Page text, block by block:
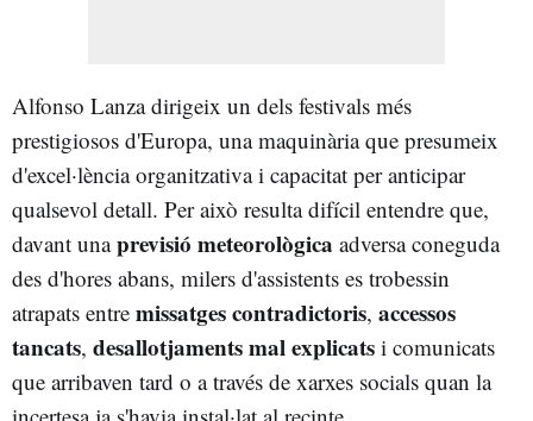
Alfonso Lanza dirigeix un dels festivals més
prestigiosos d'Europa, una maquinària que presumeix
d'excel·lència organitzativa i capacitat per anticipar
qualsevol detall. Per això resulta difícil entendre que,
davant unaprevisió meteorològica adversa coneguda
des d'hores abans, milers d'assistents es trobessin
atrapats entre missatges contradictoris, accessos
tancats, desallotjaments mal explicats i comunicats
que arribaven tard o a través de xarxes socials quan la